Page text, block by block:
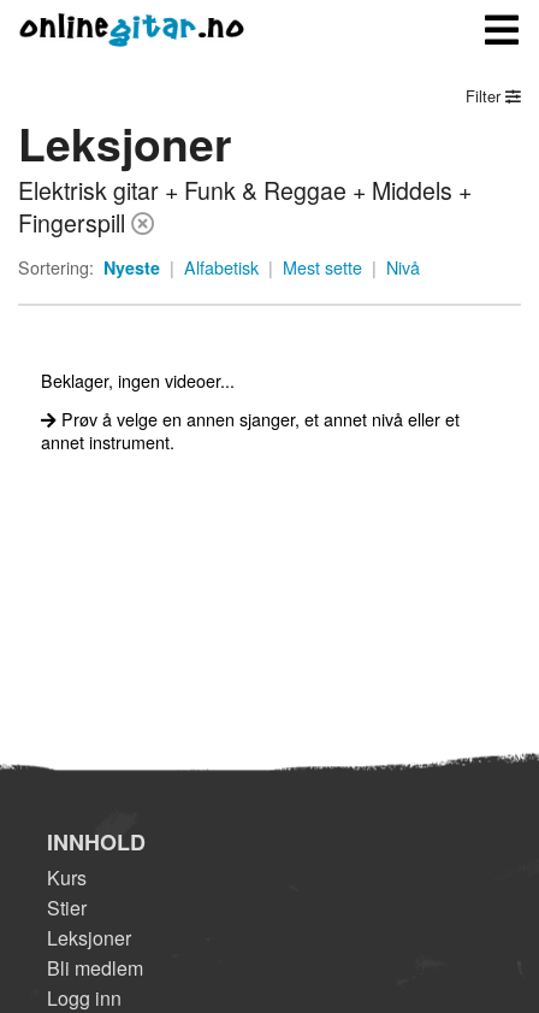
Meny
Logg inn
Bli medlem
Om onlinegitar.no
Filter
Leksjoner
Elektrisk gitar + Funk & Reggae + Middels +
Fingerspill
Sortering: Nyeste | Alfabetisk | Mest sette | Nivå
Beklager, ingen videoer...
Prøv å velge en annen sjanger, et annet nivå eller et
annet instrument.
INNHOLD
Kurs
Stier
Leksjoner
Bli medlem
Logg inn